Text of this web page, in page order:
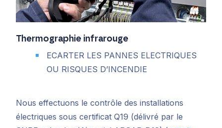
Thermographie infrarouge
ECARTER LES PANNES ELECTRIQUES
OU RISQUES D’INCENDIE
Nous effectuons le contrôle des installations
électriques sous certificat Q19 (délivré par le